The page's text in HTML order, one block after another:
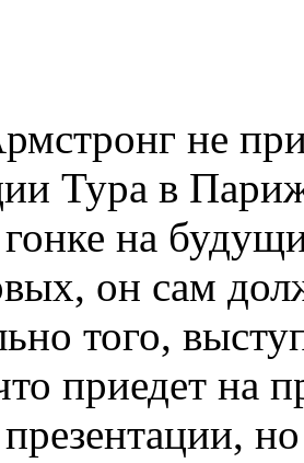
не
Тура в
на
он сам
того,
приедет на